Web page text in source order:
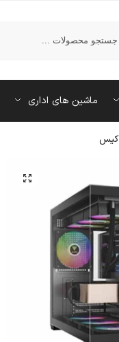
ماشین‌ های اداری
کیس